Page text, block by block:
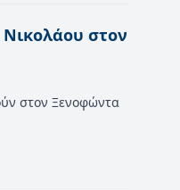
στον
στον Ξενοφώντα